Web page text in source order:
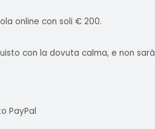
online con soli € 200.
con la dovuta calma, e non sarà
PayPal